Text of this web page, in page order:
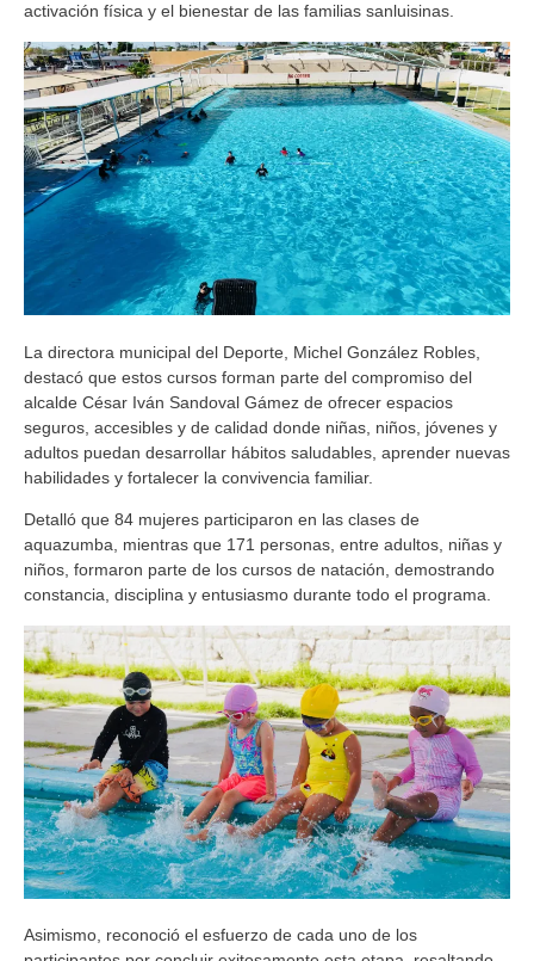
activación física y el bienestar de las familias sanluisinas.
La directora municipal del Deporte, Michel González Robles,
destacó que estos cursos forman parte del compromiso del
alcalde César Iván Sandoval Gámez de ofrecer espacios
seguros, accesibles y de calidad donde niñas, niños, jóvenes y
adultos puedan desarrollar hábitos saludables, aprender nuevas
habilidades y fortalecer la convivencia familiar.
Detalló que 84 mujeres participaron en las clases de
aquazumba, mientras que 171 personas, entre adultos, niñas y
niños, formaron parte de los cursos de natación, demostrando
constancia, disciplina y entusiasmo durante todo el programa.
Asimismo, reconoció el esfuerzo de cada uno de los